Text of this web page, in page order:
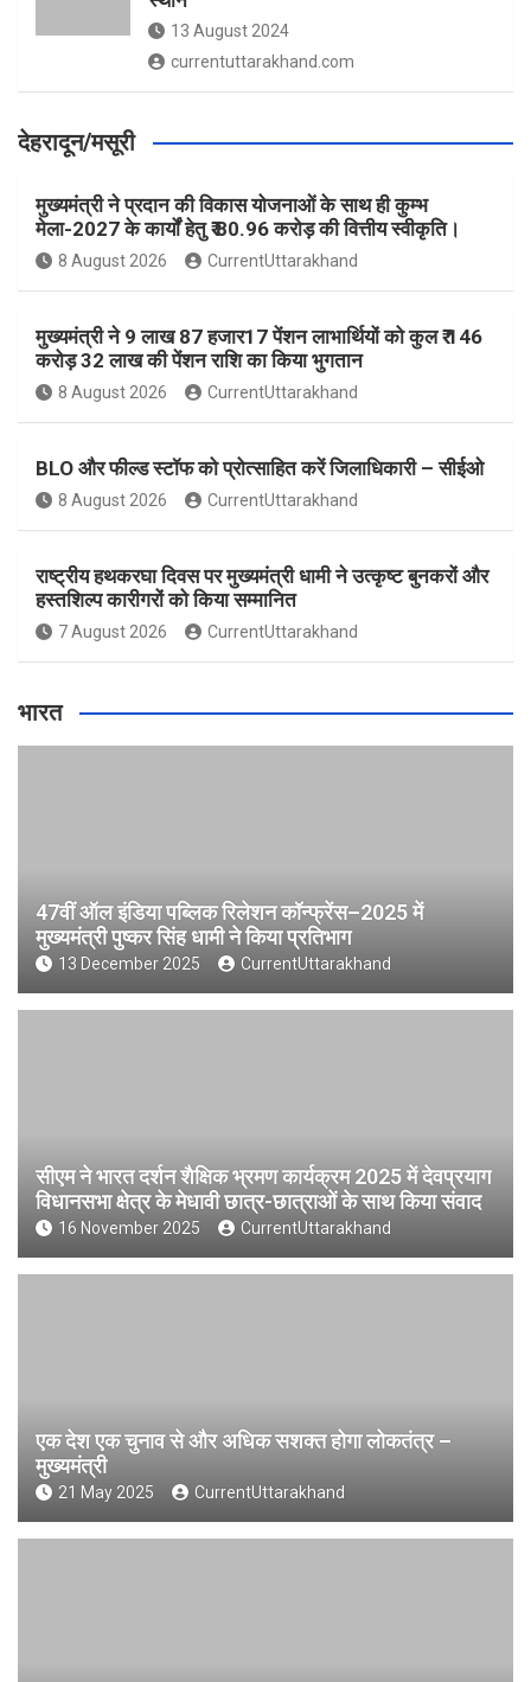
13 August 2024
currentuttarakhand.com
देहरादून/मसूरी
मुख्यमंत्री ने प्रदान की विकास योजनाओं के साथ ही कुम्भ
मेला-2027 के कार्यों हेतु ₹ 80.96 करोड़ की वित्तीय स्वीकृति।
8 August 2026 CurrentUttarakhand
मुख्यमंत्री ने 9 लाख 87 हजार17 पेंशन लाभार्थियों को कुल ₹ 146
करोड़ 32 लाख की पेंशन राशि का किया भुगतान
8 August 2026 CurrentUttarakhand
BLO और फील्ड स्टॉफ को प्रोत्साहित करें जिलाधिकारी – सीईओ
8 August 2026 CurrentUttarakhand
राष्ट्रीय हथकरघा दिवस पर मुख्यमंत्री धामी ने उत्कृष्ट बुनकरों और
हस्तशिल्प कारीगरों को किया सम्मानित
7 August 2026 CurrentUttarakhand
भारत
47वीं ऑल इंडिया पब्लिक रिलेशन कॉन्फ्रेंस–2025 में
मुख्यमंत्री पुष्कर सिंह धामी ने किया प्रतिभाग
13 December 2025 CurrentUttarakhand
सीएम ने भारत दर्शन शैक्षिक भ्रमण कार्यक्रम 2025 में देवप्रयाग
विधानसभा क्षेत्र के मेधावी छात्र-छात्राओं के साथ किया संवाद
16 November 2025 CurrentUttarakhand
एक देश एक चुनाव से और अधिक सशक्त होगा लोकतंत्र –
मुख्यमंत्री
21 May 2025 CurrentUttarakhand